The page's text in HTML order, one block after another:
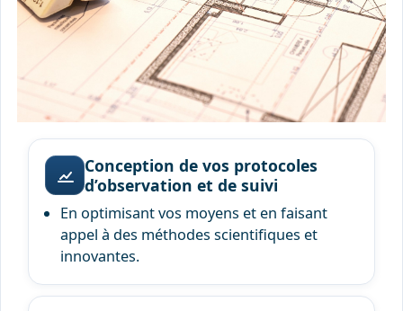
Conception de vos protocoles
d’observation et de suivi
En optimisant vos moyens et en faisant
appel à des méthodes scientifiques et
innovantes.